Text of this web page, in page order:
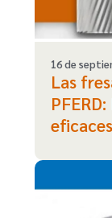
16 de
Las
eficaces